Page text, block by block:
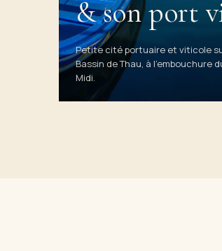
& son port
Petite cité portuaire et viticole
Bassin de Thau, à l’embouchure
Midi.